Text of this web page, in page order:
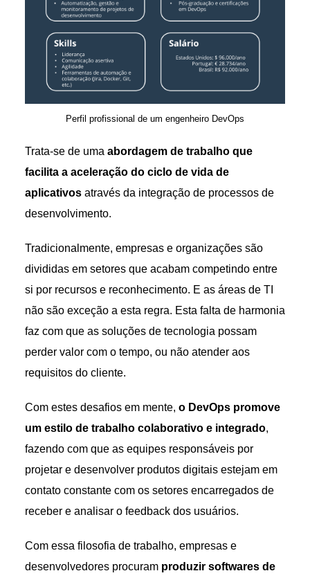
Perfil profissional de um engenheiro DevOps
Trata-se de uma abordagem de trabalho que
facilita a aceleração do ciclo de vida de
aplicativosatravés da integração de processos de
desenvolvimento.
Tradicionalmente, empresas e organizações são
divididas em setores que acabam competindo entre
si por recursos e reconhecimento. E as áreas de TI
não são exceção a esta regra. Esta falta de harmonia
faz com que as soluções de tecnologia possam
perder valor com o tempo, ou não atender aos
requisitos do cliente.
Com estes desafios em mente, o DevOps promove
um estilo de trabalho colaborativo e integrado,
fazendo com que as equipes responsáveis por
projetar e desenvolver produtos digitais estejam em
contato constante com os setores encarregados de
receber e analisar o feedback dos usuários.
Com essa filosofia de trabalho, empresas e
desenvolvedores procuram produzir softwares de